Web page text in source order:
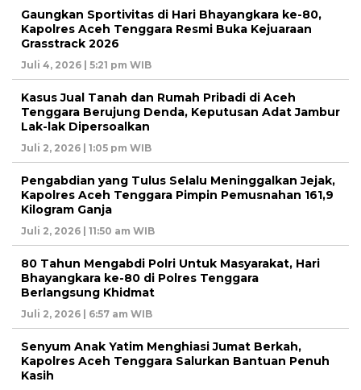
Gaungkan Sportivitas di Hari Bhayangkara ke-80,
Kapolres Aceh Tenggara Resmi Buka Kejuaraan
Grasstrack 2026
Juli 4, 2026 | 5:21 pm WIB
Kasus Jual Tanah dan Rumah Pribadi di Aceh
Tenggara Berujung Denda, Keputusan Adat Jambur
Lak-lak Dipersoalkan
Juli 2, 2026 | 1:05 pm WIB
Pengabdian yang Tulus Selalu Meninggalkan Jejak,
Kapolres Aceh Tenggara Pimpin Pemusnahan 161,9
Kilogram Ganja
Juli 2, 2026 | 11:50 am WIB
80 Tahun Mengabdi Polri Untuk Masyarakat, Hari
Bhayangkara ke-80 di Polres Tenggara
Berlangsung Khidmat
Juli 2, 2026 | 6:57 am WIB
Senyum Anak Yatim Menghiasi Jumat Berkah,
Kapolres Aceh Tenggara Salurkan Bantuan Penuh
Kasih